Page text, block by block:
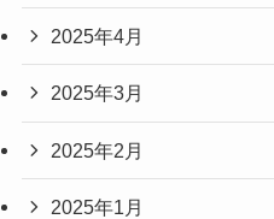
2025年4月
2025年3月
2025年2月
2025年1月